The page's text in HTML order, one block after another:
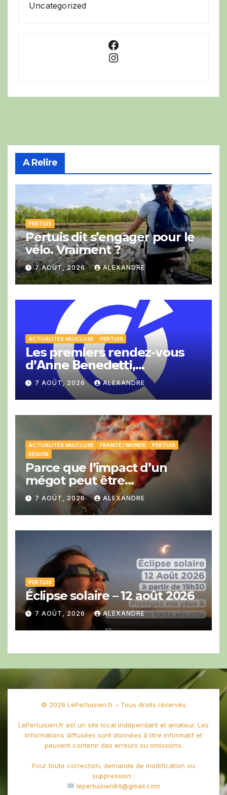
Uncategorized
Facebook
Instagram
A Relire
PERTUIS
Pertuis dit s’engager pour le
vélo. Vraiment ?
7 AOÛT, 2026 ALEXANDRE
ACTUALITÉS VAUCLUSE PERTUIS
𝗟𝗲𝘀 𝗽𝗿𝗲𝗺𝗶𝗲𝗿𝘀 𝗿𝗲𝗻𝗱𝗲𝘇-𝘃𝗼𝘂𝘀
𝗱’𝗔𝗻𝗻𝗲 𝗕𝗲𝗻𝗲𝗱𝗲𝘁𝘁𝗶,
𝗣𝗿𝗲́𝘀𝗶𝗱𝗲𝗻𝘁𝗲 𝗱𝗲 𝗹𝗮 𝗖𝗖𝗜 𝗱𝗲
𝗩𝗮𝘂𝗰𝗹𝘂𝘀𝗲.
7 AOÛT, 2026 ALEXANDRE
ACTUALITÉS VAUCLUSE FRANCE / MONDE
PERTUIS
RÉGION
Parce que l’impact d’un
mégot peut être
catastrophique cet été.
7 AOÛT, 2026 ALEXANDRE
PERTUIS
Éclipse solaire – 12 août 2026
7 AOÛT, 2026 ALEXANDRE
© 2026 LePertuisien.fr – Tous droits réservés
LePertuisien.fr est un site local indépendant et amateur. Les
informations diffusées sont données à titre informatif et
peuvent contenir des erreurs ou omissions.
Pour toute correction, demande de modification ou
suppression :
lepertuisien84@gmail.com